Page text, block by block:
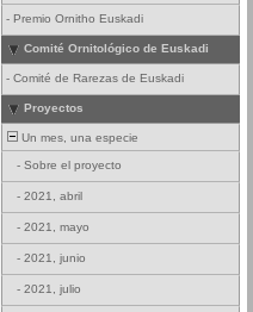
- Premio Ornitho Euskadi
Comité Ornitológico de Euskadi
- Comité de Rarezas de Euskadi
Proyectos
Un mes, una especie
- Sobre el proyecto
- 2021, abril
- 2021, mayo
- 2021, junio
- 2021, julio